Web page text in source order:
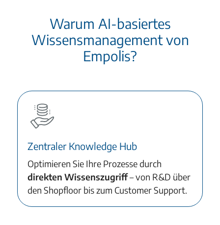
Warum AI-basiertes
Wissensmanagement von
Empolis?
Zentraler Knowledge Hub
Optimieren Sie Ihre Prozesse durch
direkten Wissenszugriff– von R&D über
den Shopfloor bis zum Customer Support.